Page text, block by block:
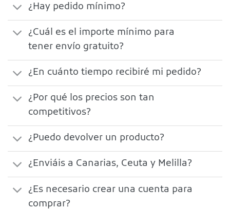
¿Hay pedido mínimo?
¿Cuál es el importe mínimo para
tener envío gratuito?
¿En cuánto tiempo recibiré mi pedido?
¿Por qué los precios son tan
competitivos?
¿Puedo devolver un producto?
¿Enviáis a Canarias, Ceuta y Melilla?
¿Es necesario crear una cuenta para
comprar?